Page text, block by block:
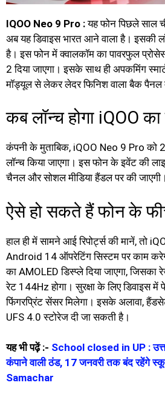
IQOO Neo 9 Pro :यह फोन पिछले साल
अब यह डिवाइस भारत आने वाला है। इसकी
है। इस फोन में क्वालकॉम का पावरफुल
2 दिया जाएगा। इसके साथ ही अपकमिंग
मॉड्यूल से लेकर लेदर फिनिश वाला बैक पैनल
कब लॉन्च होगा iQOO
कंपनी के मुताबिक, iQOO Neo 9 Pro को
लॉन्च किया जाएगा। इस फोन के इवेंट की
चैनल और सोशल मीडिया हैंडल पर की जाएगी।
ऐसे हो सकते हैं फोन के
हाल ही में सामने आई रिपोर्ट्स की मानें, तो
Android 14 ऑपरेटिंग सिस्टम पर काम
का AMOLED डिस्प्ले दिया जाएगा,
रेट 144Hz होगा। सुरक्षा के लिए डिवाइस
फिंगरप्रिंट सेंसर मिलेगा। इसके अलावा,
UFS 4.0 स्टोरेज दी जा सकती है।
यह भी पढ़ें :- School closed in UP :
कंपाने वाली ठंड, 17 जनवरी तक बंद
Samachar